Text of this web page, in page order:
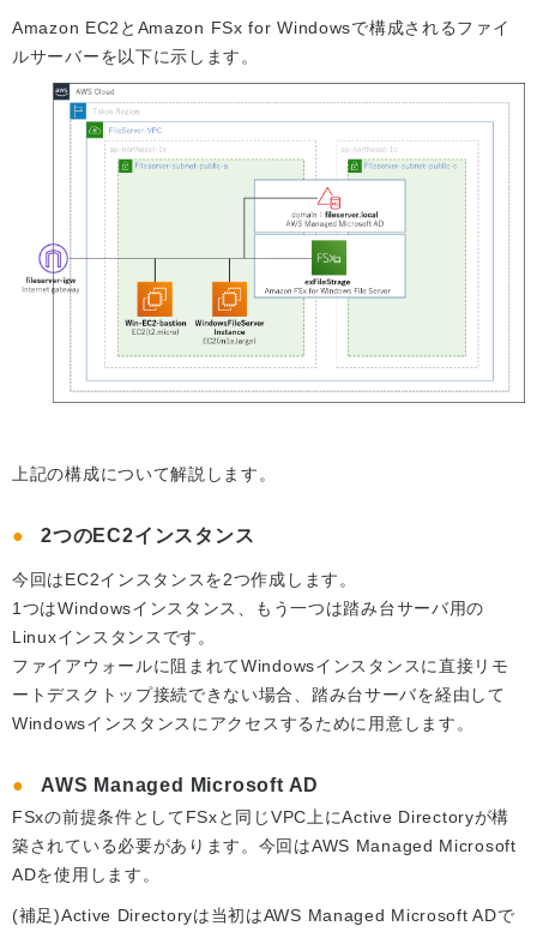
Amazon EC2とAmazon FSx for Windowsで構成されるファイ
ルサーバーを以下に示します。
上記の構成について解説します。
2つのEC2インスタンス
今回はEC2インスタンスを2つ作成します。
1つはWindowsインスタンス、もう一つは踏み台サーバ用の
Linuxインスタンスです。
ファイアウォールに阻まれてWindowsインスタンスに直接リモ
ートデスクトップ接続できない場合、踏み台サーバを経由して
Windowsインスタンスにアクセスするために用意します。
AWS Managed Microsoft AD
FSxの前提条件としてFSxと同じVPC上にActive Directoryが構
築されている必要があります。今回はAWS Managed Microsoft
ADを使用します。
(補足)Active Directoryは当初はAWS Managed Microsoft ADで